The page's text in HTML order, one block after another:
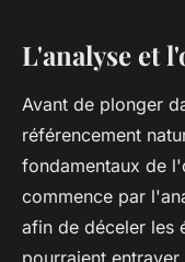
L'analyse et
Avant de plonger
référencement
fondamentaux de
commence par
afin de déceler les
pourraient